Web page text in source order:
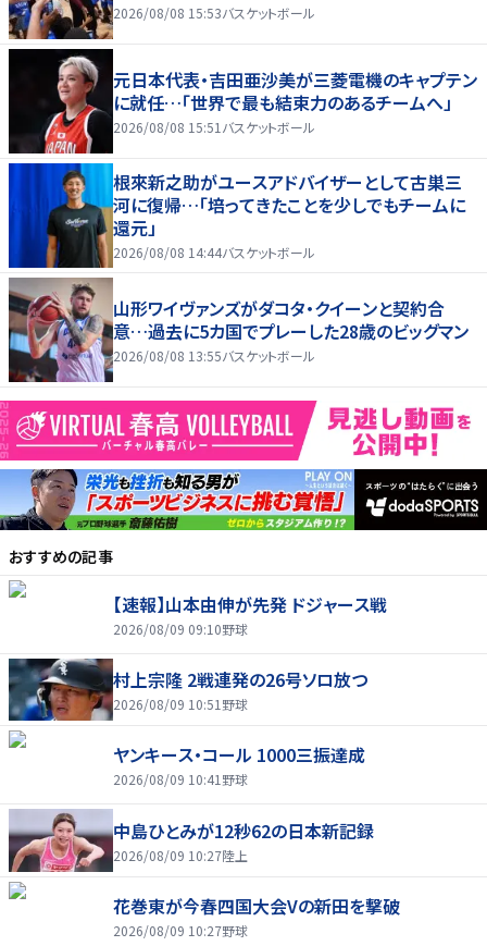
2026/08/08 15:53バスケットボール
元日本代表・吉田亜沙美が三菱電機のキャプテン
に就任…「世界で最も結束力のあるチームへ」
2026/08/08 15:51 バスケットボール
根來新之助がユースアドバイザーとして古巣三
河に復帰…「培ってきたことを少しでもチームに
還元」
2026/08/08 14:44バスケットボール
山形ワイヴァンズがダコタ・クイーンと契約合
意…過去に5カ国でプレーした28歳のビッグマン
2026/08/08 13:55バスケットボール
おすすめの記事
【速報】山本由伸が先発 ドジャース戦
2026/08/09 09:10野球
村上宗隆 2戦連発の26号ソロ放つ
2026/08/09 10:51 野球
ヤンキース・コール 1000三振達成
2026/08/09 10:41 野球
中島ひとみが12秒62の日本新記録
2026/08/09 10:27陸上
花巻東が今春四国大会Vの新田を撃破
2026/08/09 10:27野球